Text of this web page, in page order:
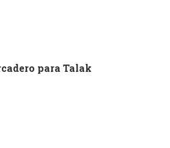
para Talak